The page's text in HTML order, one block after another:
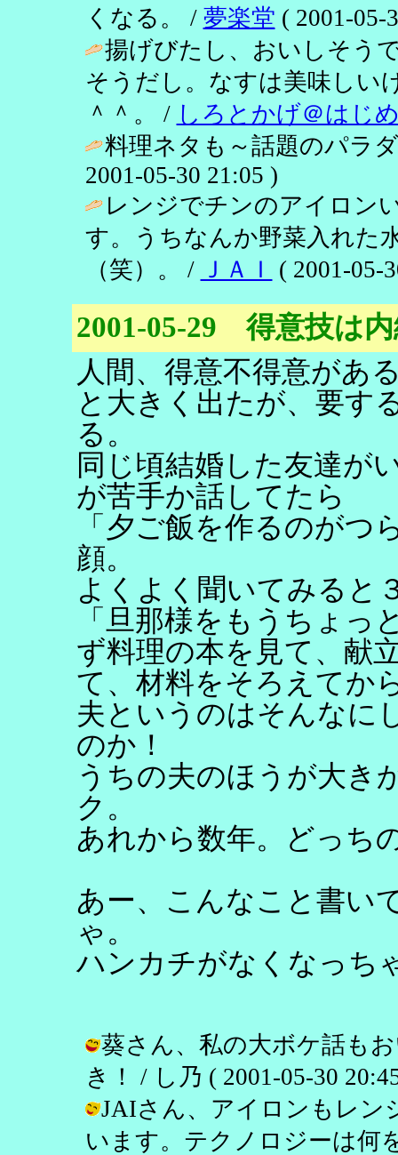
くなる。 / 夢楽堂 ( 2001-05-
揚げびたし、おいしそう
そうだし。なすは美味しい
＾＾。 / しろとかげ＠はじ
料理ネタも～話題のパラ
2001-05-30 21:05 )
レンジでチンのアイロン
す。うちなんか野菜入れた
（笑）。 / ＪＡＩ ( 2001-05-
2001-05-29 得意技は
人間、得意不得意があ
と大きく出たが、要す
る。
同じ頃結婚した友達が
が苦手か話してたら
「夕ご飯を作るのが
顔。
よくよく聞いてみると
「旦那様をもうちょっ
ず料理の本を見て、献
て、材料をそろえてか
夫というのはそんなに
のか！
うちの夫のほうが大き
ク。
あれから数年。どっち
あー、こんなこと書い
ゃ。
ハンカチがなくなっち
葵さん、私の大ボケ話も
き！ / し乃 ( 2001-05-30
JAIさん、アイロンもレン
います。テクノロジーは何